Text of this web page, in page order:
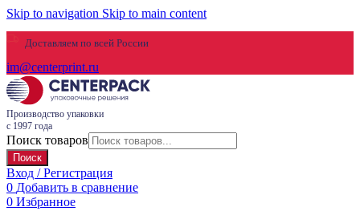
Skip to navigation Skip to main content
Доставляем по всей России
im@centerprint.ru
Производство упаковки
с 1997 года
Поиск товаров
Поиск
Вход / Регистрация
0 Добавить в сравнение
0 Избранное